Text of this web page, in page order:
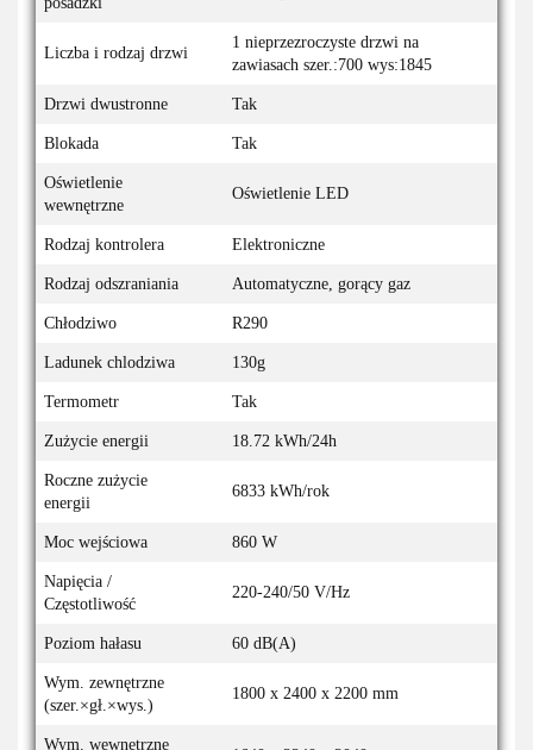
Liczba i rodzaj drzwi
1 nieprzezroczyste drzwi na
zawiasach szer.:700 wys:1845
Drzwi dwustronne Tak
Blokada Tak
Oświetlenie
wewnętrzne
Oświetlenie LED
Rodzaj kontrolera Elektroniczne
Rodzaj odszraniania Automatyczne, gorący gaz
Chłodziwo R290
Ladunek chlodziwa 130g
Termometr Tak
Zużycie energii 18.72 kWh/24h
Roczne zużycie
energii
6833 kWh/rok
Moc wejściowa 860 W
Napięcia /
Częstotliwość
220-240/50 V/Hz
Poziom hałasu 60 dB(A)
Wym. zewnętrzne
(szer.×gł.×wys.)
1800 x 2400 x 2200 mm
Wym. wewnętrzne